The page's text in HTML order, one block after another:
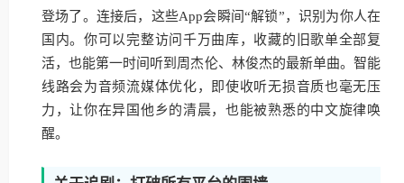
登场了。连接后，这些App会瞬间“解锁”，识别为你人在
国内。你可以完整访问千万曲库，收藏的旧歌单全部复
活，也能第一时间听到周杰伦、林俊杰的最新单曲。智能
线路会为音频流媒体优化，即使收听无损音质也毫无压
力，让你在异国他乡的清晨，也能被熟悉的中文旋律唤
醒。